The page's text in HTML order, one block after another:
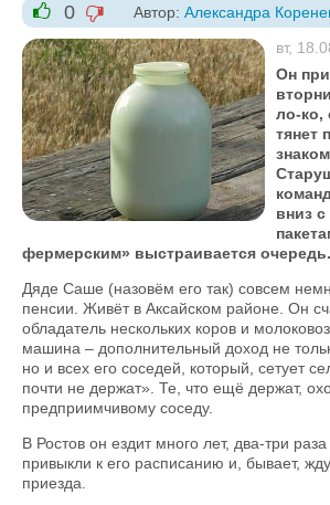
+1
0
-1
Автор: Александра
вт,
Он
ло-ко,
тянет
вниз
фермерским» выстраивается очередь.
Дяде Саше (назовём его так) совсем
пенсии. Живёт в Аксайском районе. Он
обладатель нескольких коров и
машина – дополнительный доход не
но и всех его соседей, который, сетует
почти не держат». Те, что ещё держат,
предприимчивому соседу.
В Ростов он ездит много лет, два-три
привыкли к его расписанию и, бывает,
приезда.